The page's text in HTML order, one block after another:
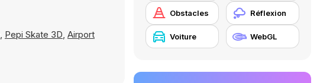
, Pepi Skate 3D, Airport
Obstacles Réflexion
Voiture WebGL